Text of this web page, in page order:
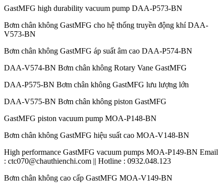
GastMFG high durability vacuum pump DAA-P573-BN
Bơm chân không GastMFG cho hệ thống truyền động khí DAA-
V573-BN
Bơm chân không GastMFG áp suất âm cao DAA-P574-BN
DAA-V574-BN Bơm chân không Rotary Vane GastMFG
DAA-P575-BN Bơm chân không GastMFG lưu lượng lớn
DAA-V575-BN Bơm chân không piston GastMFG
GastMFG piston vacuum pump MOA-P148-BN
Bơm chân không GastMFG hiệu suất cao MOA-V148-BN
High performance GastMFG vacuum pumps MOA-P149-BN Email
: ctc070@chauthienchi.com || Hotline : 0932.048.123
Bơm chân không cao cấp GastMFG MOA-V149-BN